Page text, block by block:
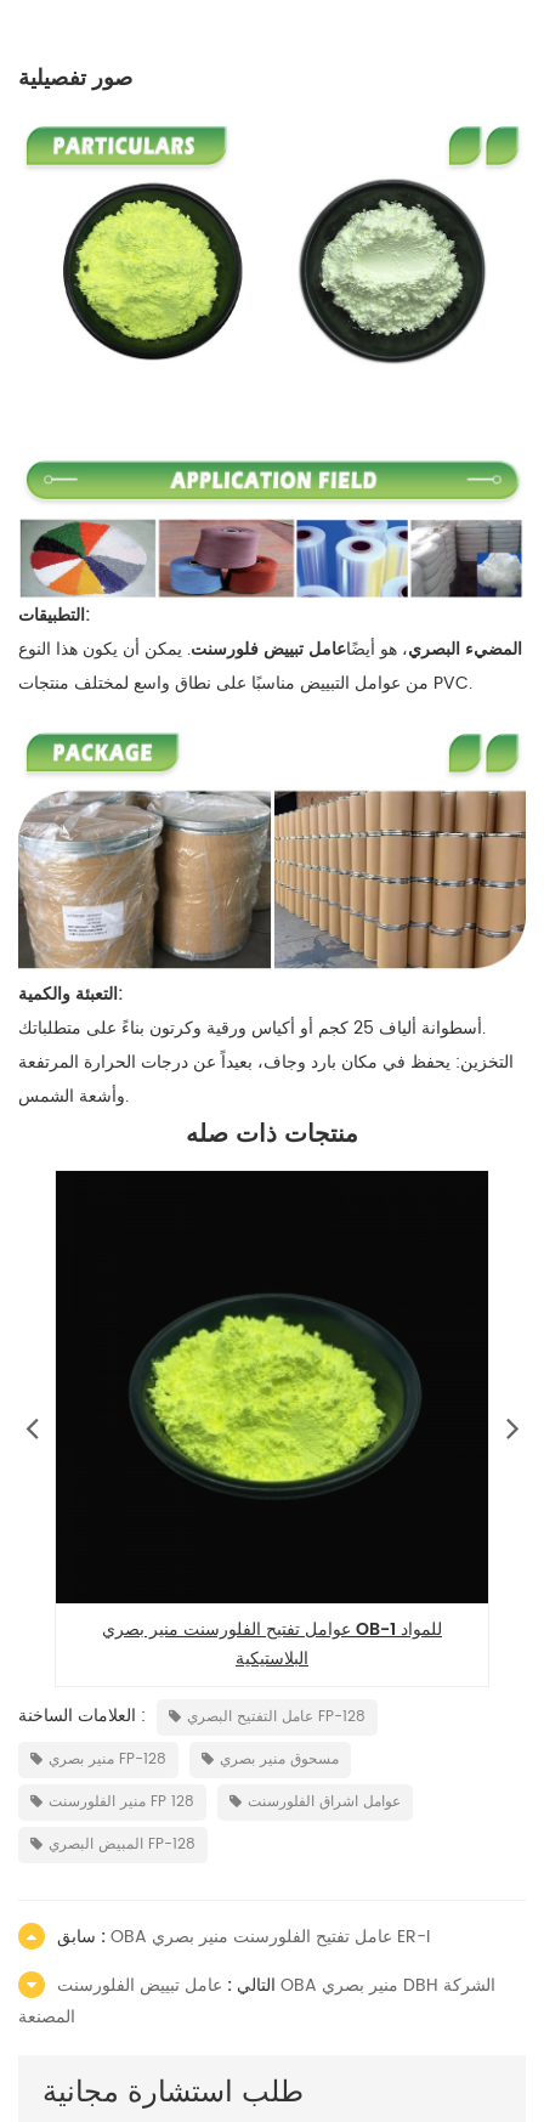
صور تفصيلية
التطبيقات:
المضيء البصري، هو أيضًاعامل تبييض فلورسنت. يمكن أن يكون هذا النوع
من عوامل التبييض مناسبًا على نطاق واسع لمختلف منتجات PVC.
التعبئة والكمية:
أسطوانة ألياف 25 كجم أو أكياس ورقية وكرتون بناءً على متطلباتك.
التخزين: يحفظ في مكان بارد وجاف، بعيداً عن درجات الحرارة المرتفعة
وأشعة الشمس.
منتجات ذات صله
عوامل تفتيح الفلورسنت منير بصري OB-1 للمواد
البلاستيكية
العلامات الساخنة :
عامل التفتيح البصري FP-128
منير بصري FP-128
مسحوق منير بصري
منير الفلورسنت FP 128
عوامل اشراق الفلورسنت
المبيض البصري FP-128
سابق :
OBA عامل تفتيح الفلورسنت منير بصري ER-I
التالي : عامل تبييض الفلورسنت OBA منير بصري DBH الشركة
المصنعة
طلب استشارة مجانية